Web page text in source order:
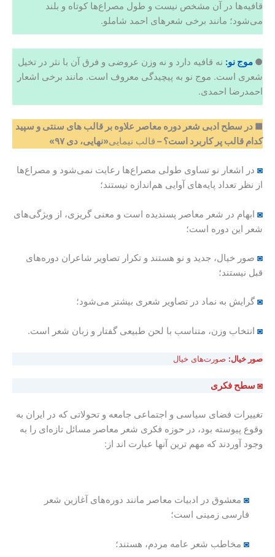
قافیه‌ها در آن مشخص نیست و طول مصراع‌ها کوتاه و بلند
می‌شود؛ مانند برخی شعرهای احمد شاملو.
● موج نو: نه قافیه دارد و نه وزن عروضی و فرق آن با نثر در تخیل
شعری است. موج نو به پیچیدگی معروف است. مانند برخی اشعار
احمدرضا احمدی.
■ در سطح ادبی شعر دوره معاصر علاوه بر قالب های سنتی و سپید
کدام قالب پر کاربرد است؟– قالب نیمایی«نهایی، دی ۹۷»
◙ در اشعار نو تساوی طولی مصراع‌ها رعایت نمی‌شود و مصراع‌ها
از نظر تعداد پایه‌های آوایی هم‌اندازه نیستند؛
◙ ابهام در شعر معاصر پسندیده است و معنی گریزی، از ویژگی‌های
شعر این دوره است؛
◙ صور خیال، جدید و نو هستند و تکرار تصاویر شاعران دوره‌های
قبل نیستند؛
◙ گرایش به نماد در تصاویر شعری بیشتر می‌شود؛
◙ انتخاب وزن، متناسب با لحن طبیعی گفتار و زبان شعر است.
صور خیال: صورت‌های خیال
◙ سطح فکری
تغییرات فضای سیاسی و اجتماعی جامعه و تحولاتی که در ایران به
وقوع پیوسته بود، در حوزه فکری شعر معاصر مسائل تازه‌‌ای را به
وجود آوردند که مهم ترین آنها عبارت اند از:
◙معشوق در ادبیات معاصر مانند دوره‌های آغازین شعر
فارسی زمینی است؛
◙مخاطب شعر عامه مردم، هستند؛